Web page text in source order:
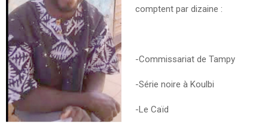
comptent par dizaine :
-Commissariat de Tampy
-Série noire à Koulbi
-Le Caïd